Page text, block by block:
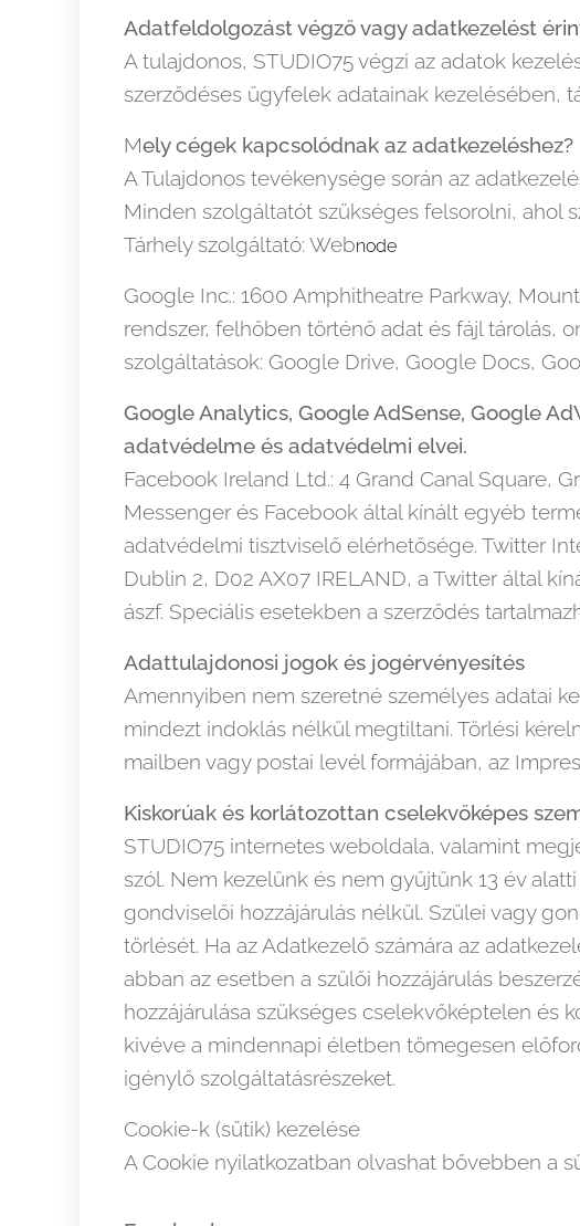
Adatfeldolgozást végző vagy adatkezelést
A tulajdonos, STUDIO75 végzi az adatok
szerződéses ügyfelek adatainak kezelésében,
Mely cégek kapcsolódnak az adatkezeléshez?
A Tulajdonos tevékenysége során az
Minden szolgáltatót szükséges felsorolni, ahol
Tárhely szolgáltató: Webnode
Google Inc.: 1600 Amphitheatre Parkway,
rendszer, felhőben történő adat és fájl tárolás,
szolgáltatások: Google Drive, Google Docs,
Google Analytics, Google AdSense, Google
adatvédelme és adatvédelmi elvei.
Facebook Ireland Ltd.: 4 Grand Canal Square,
Messenger és Facebook által kínált egyéb
adatvédelmi tisztviselő elérhetősége. Twitter
Dublin 2, D02 AX07 IRELAND, a Twitter által
ászf. Speciális esetekben a szerződés
Adattulajdonosi jogok és jogérvényesítés
Amennyiben nem szeretné személyes adatai
mindezt indoklás nélkül megtiltani. Törlési
mailben vagy postai levél formájában, az
Kiskorúak és korlátozottan cselekvőképes
STUDIO75 internetes weboldala, valamint
szól. Nem kezelünk és nem gyűjtünk 13 év
gondviselői hozzájárulás nélkül. Szülei vagy
törlését. Ha az Adatkezelő számára az
abban az esetben a szülői hozzájárulás
hozzájárulása szükséges cselekvőképtelen és
kivéve a mindennapi életben tömegesen
igénylő szolgáltatásrészeket.
Cookie-k (sütik) kezelése
A Cookie nyilatkozatban olvashat bővebben a